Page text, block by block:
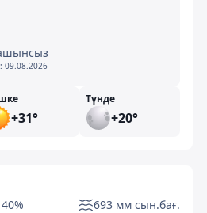
09.08.2026
+31°
Түнде
+20°
40% 693 мм сын.бағ.